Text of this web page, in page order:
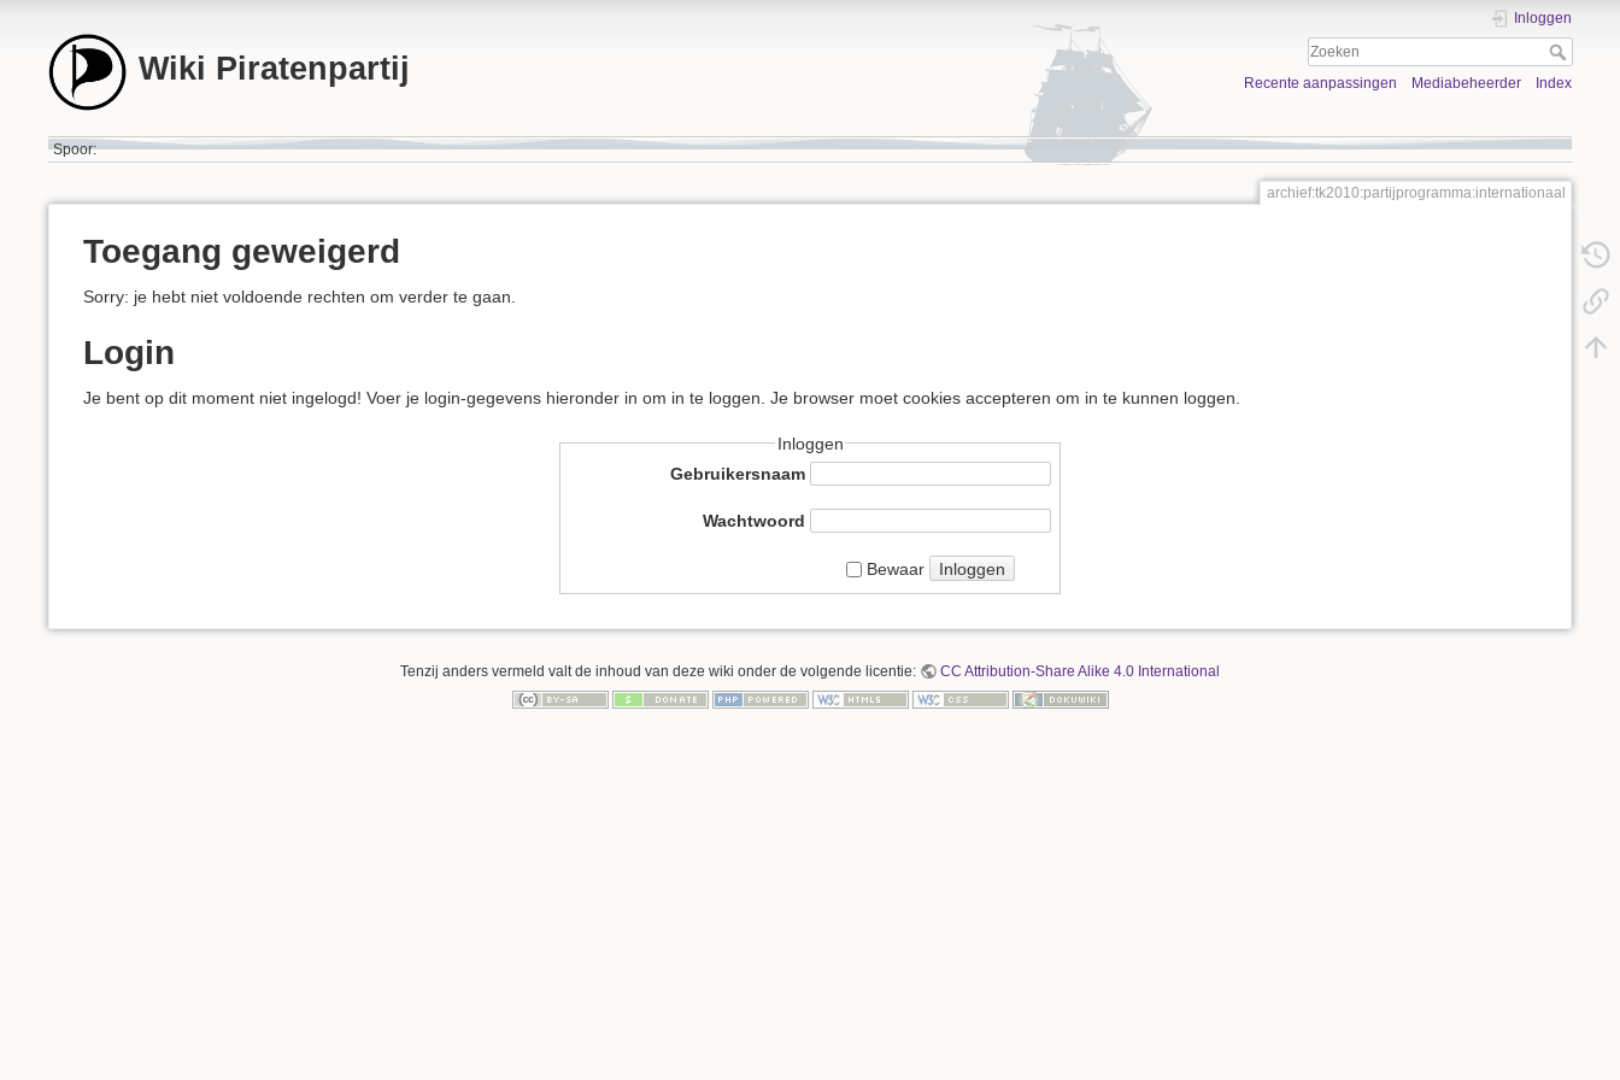
Wiki Piratenpartij
Inloggen
Recente aanpassingen Mediabeheerder Index
Spoor:
archief:tk2010:partijprogramma:internationaal
Toegang geweigerd
Sorry: je hebt niet voldoende rechten om verder te gaan.
Login
Je bent op dit moment niet ingelogd! Voer je login-gegevens hieronder in om in te loggen. Je browser moet cookies accepteren om in te kunnen loggen.
Inloggen
Gebruikersnaam
Wachtwoord
Bewaar Inloggen
Tenzij anders vermeld valt de inhoud van deze wiki onder de volgende licentie: CC Attribution-Share Alike 4.0 International